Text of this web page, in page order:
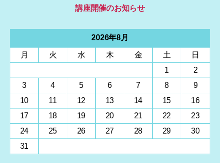
講座開催のお知らせ
2026年8月
月 火 水 木 金 土
日
1
2
3
4 5 6 7 8
9
10
11 12 13 14 15
16
17
18 19 20 21 22
23
24
25 26 27 28 29
30
31